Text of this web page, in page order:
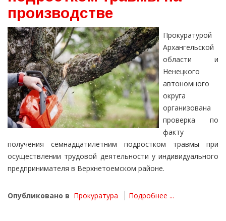
производстве
Прокуратурой
Архангельской
области и
Ненецкого
автономного
округа
организована
проверка по
факту
получения семнадцатилетним подростком травмы при
осуществлении трудовой деятельности у индивидуального
предпринимателя в Верхнетоемском районе.
Опубликовано в Прокуратура Подробнее ...